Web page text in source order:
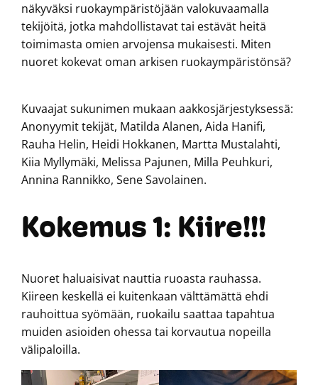
näkyväksi ruokaympäristöjään valokuvaamalla
tekijöitä, jotka mahdollistavat tai estävät heitä
toimimasta omien arvojensa mukaisesti. Miten
nuoret kokevat oman arkisen ruokaympäristönsä?
Kuvaajat sukunimen mukaan aakkosjärjestyksessä:
Anonyymit tekijät, Matilda Alanen, Aida Hanifi,
Rauha Helin, Heidi Hokkanen, Martta Mustalahti,
Kiia Myllymäki, Melissa Pajunen, Milla Peuhkuri,
Annina Rannikko, Sene Savolainen.
Kokemus 1: Kiire!!!
Nuoret haluaisivat nauttia ruoasta rauhassa.
Kiireen keskellä ei kuitenkaan välttämättä ehdi
rauhoittua syömään, ruokailu saattaa tapahtua
muiden asioiden ohessa tai korvautua nopeilla
välipaloilla.